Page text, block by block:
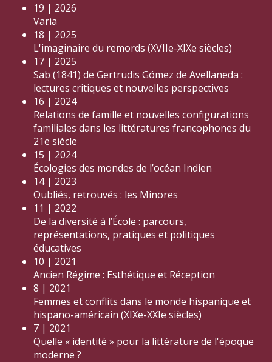
19 | 2026
Varia
18 | 2025
L'imaginaire du remords (XVIIe-XIXe siècles)
17 | 2025
Sab (1841) de Gertrudis Gómez de Avellaneda :
lectures critiques et nouvelles perspectives
16 | 2024
Relations de famille et nouvelles configurations
familiales dans les littératures francophones du
21e siècle
15 | 2024
Écologies des mondes de l’océan Indien
14 | 2023
Oubliés, retrouvés : les Minores
11 | 2022
De la diversité à l’École : parcours,
représentations, pratiques et politiques
éducatives
10 | 2021
Ancien Régime : Esthétique et Réception
8 | 2021
Femmes et conflits dans le monde hispanique et
hispano-américain (XIXe-XXIe siècles)
7 | 2021
Quelle « identité » pour la littérature de l'époque
moderne ?